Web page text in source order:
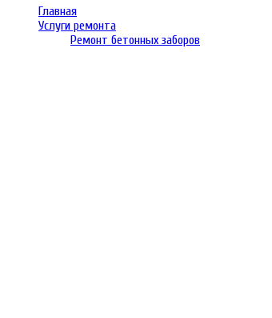
Главная
Услуги ремонта
Ремонт бетонных заборов